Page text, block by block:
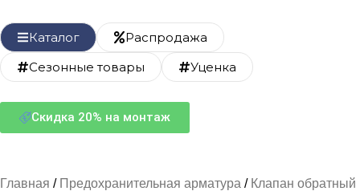
Каталог
Распродажа
Сезонные товары
Уценка
Скидка 20% на монтаж
Главная Предохранительная арматура
Клапан обратный